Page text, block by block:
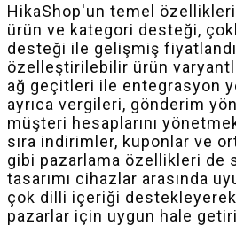
HikaShop'un temel özellikleri
ürün ve kategori desteği,
desteği ile gelişmiş
özelleştirilebilir ürün
ağ geçitleri ile entegrasyon
ayrıca vergileri, gönderim
müşteri hesaplarını
sıra indirimler, kuponlar ve
gibi pazarlama özellikleri de
tasarımı cihazlar arasında
çok dilli içeriği destekleyerek
pazarlar için uygun hale